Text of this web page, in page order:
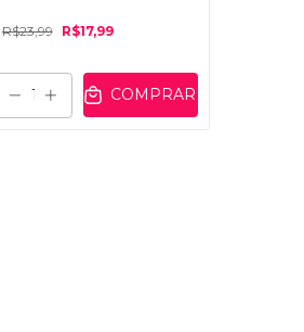
R$23,99 R$17,99
COMPRAR